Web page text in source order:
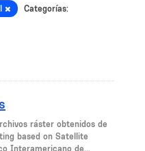
Categorías:
ráster obtenidos de
based on Satellite
Interamericano de...